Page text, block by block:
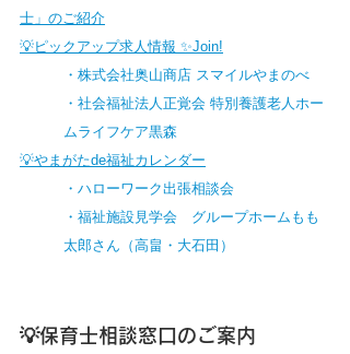
士」のご紹介
💡ピックアップ求人情報 ✨Join!
・株式会社奥山商店 スマイルやまのべ
・社会福祉法人正覚会 特別養護老人ホー
ムライフケア黒森
💡やまがたde福祉カレンダー
・ハローワーク出張相談会
・福祉施設見学会　グループホームもも
太郎さん（高畠・大石田）
💡保育士相談窓口のご案内